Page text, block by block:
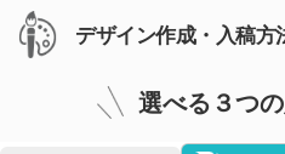
デザイン作成・入稿方
選べる３つ